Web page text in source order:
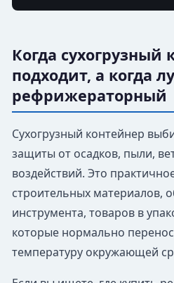
Когда сухогрузный
подходит, а когда
рефрижераторный
Сухогрузный контейнер
защиты от осадков, пыли,
воздействий. Это
строительных материалов,
инструмента, товаров в
которые нормально
температуру окружающей